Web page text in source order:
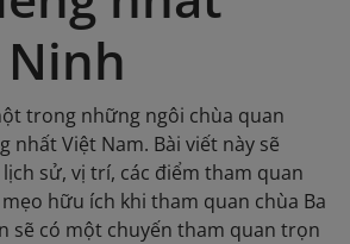
trong những ngôi chùa quan
nhất Việt Nam. Bài viết này sẽ
sử, vị trí, các điểm tham quan
hữu ích khi tham quan chùa Ba
sẽ có một chuyến tham quan trọn